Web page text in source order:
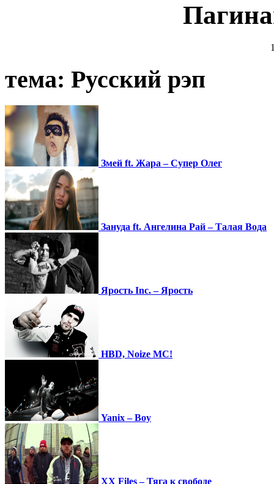
тема: Русский рэп
Змей ft. Жара – Супер Олег
Зануда ft. Ангелина Рай – Талая Вода
Ярость Inc. – Ярость
HBD, Noize MC!
Yanix – Boy
XX Files – Тяга к свободе